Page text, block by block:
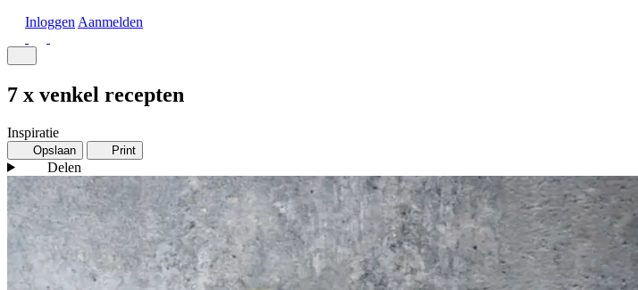
Inloggen Aanmelden
7 x venkel recepten
Inspiratie
Opslaan Print
Delen